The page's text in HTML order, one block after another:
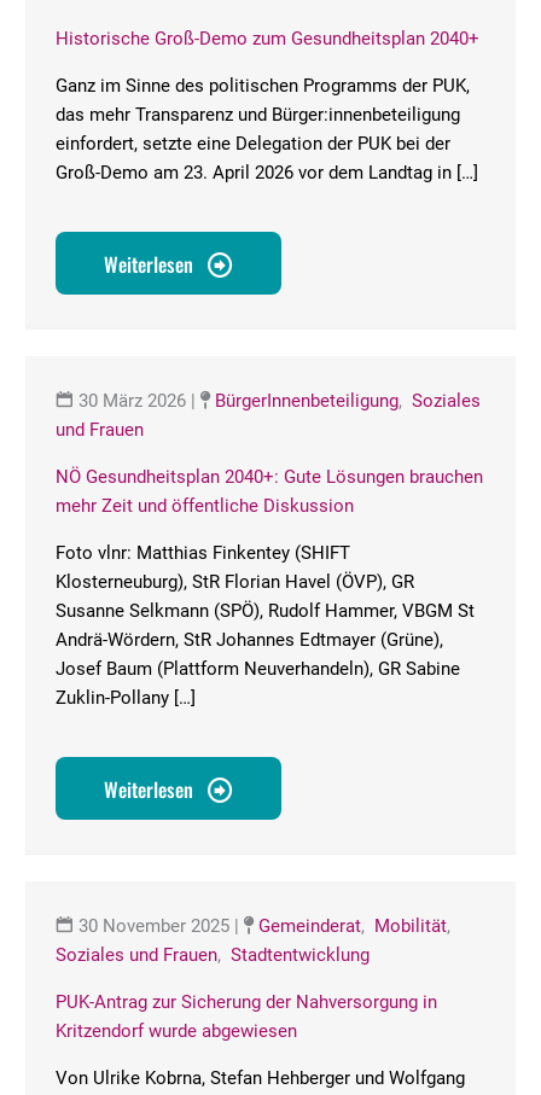
Historische Groß-Demo zum Gesundheitsplan 2040+
Ganz im Sinne des politischen Programms der PUK,
das mehr Transparenz und Bürger:innenbeteiligung
einfordert, setzte eine Delegation der PUK bei der
Groß-Demo am 23. April 2026 vor dem Landtag in […]
Weiterlesen
30 März 2026 | BürgerInnenbeteiligung, Soziales
und Frauen
NÖ Gesundheitsplan 2040+: Gute Lösungen brauchen
mehr Zeit und öffentliche Diskussion
Foto vlnr: Matthias Finkentey (SHIFT
Klosterneuburg), StR Florian Havel (ÖVP), GR
Susanne Selkmann (SPÖ), Rudolf Hammer, VBGM St
Andrä-Wördern, StR Johannes Edtmayer (Grüne),
Josef Baum (Plattform Neuverhandeln), GR Sabine
Zuklin-Pollany […]
Weiterlesen
30 November 2025 Gemeinderat, Mobilität,
Soziales und Frauen, Stadtentwicklung
PUK-Antrag zur Sicherung der Nahversorgung in
Kritzendorf wurde abgewiesen
Von Ulrike Kobrna, Stefan Hehberger und Wolfgang